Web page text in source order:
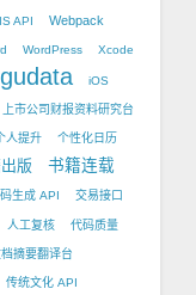
API Webpack
WordPress Xcode
iOS
上市公司财报资料研究台
人提升 个性化日历
版 书籍连载
生成 API 交易接口
人工复核 代码质量
摘要翻译台
传统文化 API